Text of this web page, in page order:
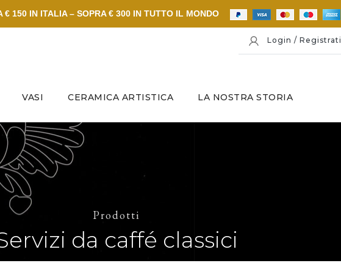
€ 150 IN ITALIA – SOPRA € 300 IN TUTTO IL MONDO
Login / Registrati
VASI CERAMICA ARTISTICA LA NOSTRA STORIA
Prodotti
da caffé classici